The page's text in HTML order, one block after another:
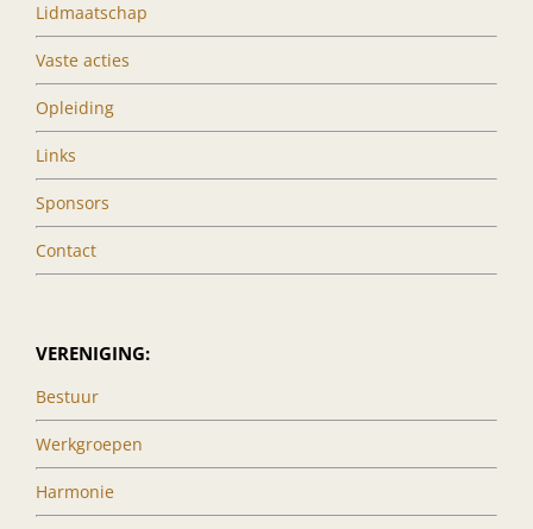
Lidmaatschap
Vaste acties
Opleiding
Links
Sponsors
Contact
VERENIGING:
Bestuur
Werkgroepen
Harmonie